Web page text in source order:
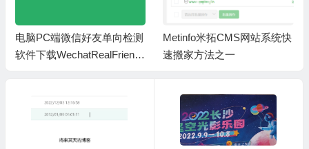
电脑PC端微信好友单向检测
软件下载WechatRealFriends
Metinfo米拓CMS网站系统快
速搬家方法之一